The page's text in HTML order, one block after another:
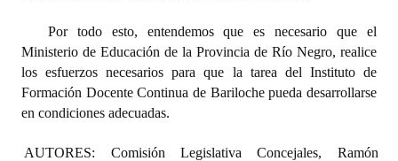
INSTITUCIONAL
Antiguos Pobladores
Por todo esto, entendemos que es necesario que el
Ministerio de Educación de la Provincia de Río Negro, realice
los esfuerzos necesarios para que la tarea del Instituto de
Formación Docente Continua de Bariloche pueda desarrollarse
en condiciones adecuadas.
AUTORES: Comisión Legislativa Concejales, Ramón